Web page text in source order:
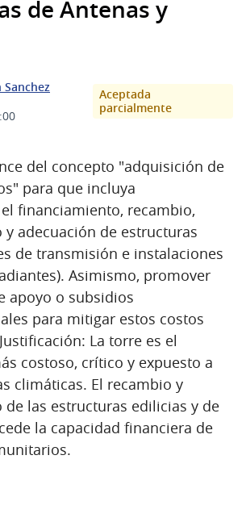
de Antenas y
Aceptada
parcialmente
del concepto "adquisición de
para que incluya
financiamiento, recambio,
adecuación de estructuras
de transmisión e instalaciones
Asimismo, promover
apoyo o subsidios
para mitigar estos costos
La torre es el
costoso, crítico y expuesto a
climáticas. El recambio y
las estructuras edilicias y de
la capacidad financiera de